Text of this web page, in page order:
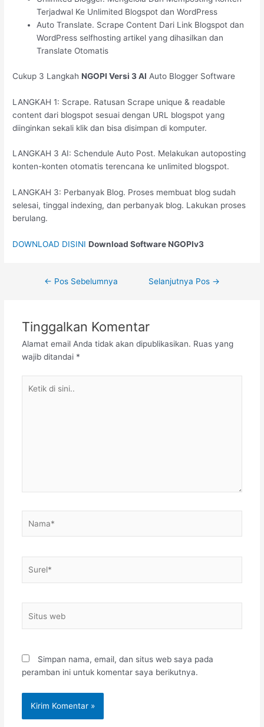
Terjadwal Ke Unlimited Blogspot dan WordPress
Auto Translate. Scrape Content Dari Link Blogspot dan
WordPress selfhosting artikel yang dihasilkan dan
Translate Otomatis
Cukup 3 LangkahNGOPI Versi 3 AI Auto Blogger Software
LANGKAH 1: Scrape. Ratusan Scrape unique & readable
content dari blogspot sesuai dengan URL blogspot yang
diinginkan sekali klik dan bisa disimpan di komputer.
LANGKAH 3 AI: Schendule Auto Post. Melakukan autoposting
konten-konten otomatis terencana ke unlimited blogspot.
LANGKAH 3: Perbanyak Blog. Proses membuat blog sudah
selesai, tinggal indexing, dan perbanyak blog. Lakukan proses
berulang.
DOWNLOAD DISINI Download Software NGOPIv3
← Pos Sebelumnya Selanjutnya Pos →
Tinggalkan Komentar
Alamat email Anda tidak akan dipublikasikan. Ruas yang
wajib ditandai *
web
Simpan nama, email, dan situs web saya pada
peramban ini untuk komentar saya berikutnya.